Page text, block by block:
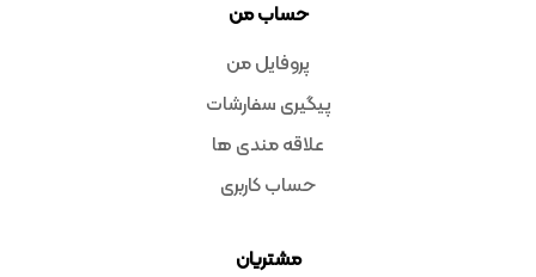
حساب من
پروفایل من
پیگیری سفارشات
علاقه مندی ها
حساب کاربری
مشتریان